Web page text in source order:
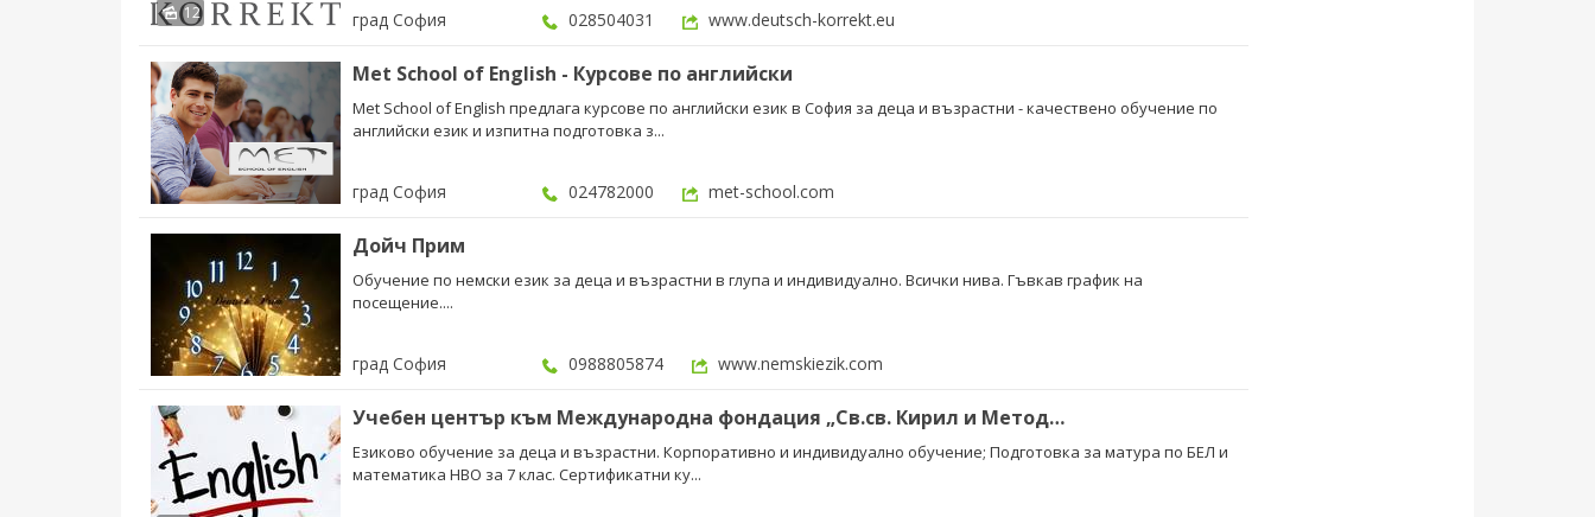
12 град София 028504031 www.deutsch-korrekt.eu
Met School of English - Курсове по английски
Met School of English предлага курсове по английски език в София за деца и възрастни - качествено обучение по
английски език и изпитна подготовка з...
град София 024782000 met-school.com
Дойч Прим
Обучение по немски език за деца и възрастни в глупа и индивидуално. Всички нива. Гъвкав график на
посещение....
град София 0988805874 www.nemskiezik.com
Учебен център към Международна фондация „Св.св. Кирил и Методий”...
Езиково обучение за деца и възрастни. Корпоративно и индивидуално обучение; Подготовка за матура по БЕЛ и
математика НВО за 7 клас. Сертификатни ку...